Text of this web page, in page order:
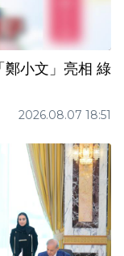
鄭小文」亮相 綠
2026.08.07 18:51